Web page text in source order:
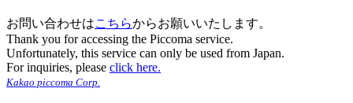
お問い合わせはこちらからお願いいたします。
Thank you for accessing the Piccoma service.
Unfortunately, this service can only be used from Japan.
For inquiries, please click here.
Kakao piccoma Corp.